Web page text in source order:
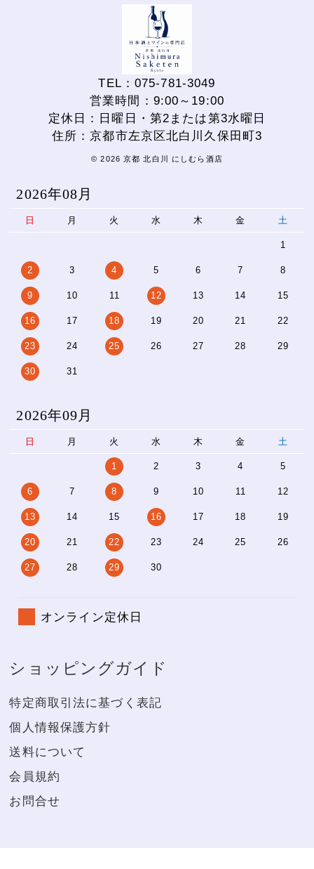
TEL：075-781-3049
営業時間：9:00～19:00
定休日：日曜日・第2または第3水曜日
住所：京都市左京区北白川久保田町3
© 2026 京都 北白川 にしむら酒店
2026年08月
日 月 火 水 木 金 土
1
2 3 4 5 6 7 8
9 10 11 12 13 14 15
16 17 18 19 20 21 22
23 24 25 26 27 28 29
30 31
2026年09月
日 月 火 水 木 金 土
1 2 3 4 5
6 7 8 9 10 11 12
13 14 15 16 17 18 19
20 21 22 23 24 25 26
27 28 29 30
オンライン定休日
ショッピングガイド
特定商取引法に基づく表記
個人情報保護方針
送料について
会員規約
お問合せ